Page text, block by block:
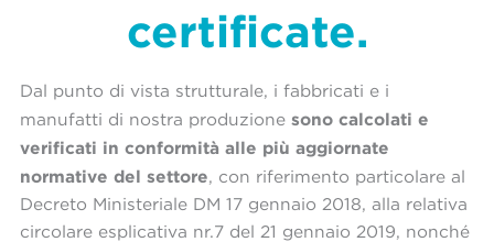
certificate.
Dal punto di vista strutturale, i fabbricati e i
manufatti di nostra produzionesono calcolati e
verificati in conformità alle più aggiornate
normative del settore, con riferimento particolare al
Decreto Ministeriale DM 17 gennaio 2018, alla relativa
circolare esplicativa nr.7 del 21 gennaio 2019, nonché